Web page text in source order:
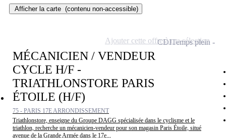
Afficher la carte (contenu non-accessible)
MÉCANICIEN / VENDEUR
CYCLE H/F -
TRIATHLONSTORE PARIS
ÉTOILE (H/F)
75 - PARIS 17E ARRONDISSEMENT
Triathlonstore, enseigne du Groupe DAGG spécialisée dans le cyclisme et le
triathlon, recherche un mécanicien-vendeur pour son magasin Paris Étoile, situé
avenue de la Grande Armée dans le 17e...
CDITemps plein
Ajouter cette offre à ma sélection